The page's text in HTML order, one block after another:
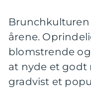
årene.
blomstrende
at nyde et godt
gradvist et